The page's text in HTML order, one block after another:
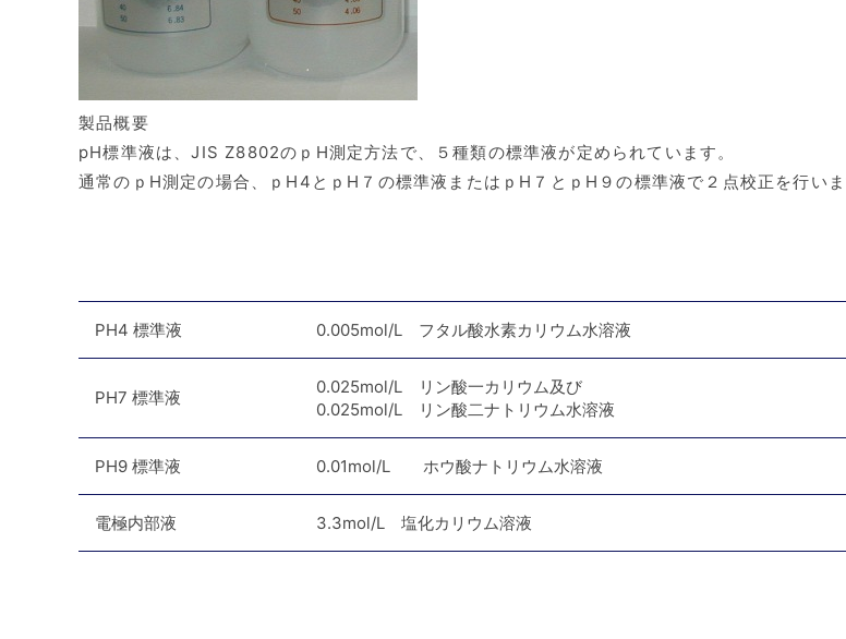
製品概要
pH標準液は、JIS Z8802のｐH測定方法で、５種類の標準液が定められています。
通常のｐH測定の場合、ｐH4とｐH７の標準液またはｐH７とｐH９の標準液で２点校正を行いま
PH4 標準液 0.005mol/L フタル酸水素カリウム水溶液
PH7 標準液
0.025mol/L リン酸一カリウム及び
0.025mol/L リン酸二ナトリウム水溶液
PH9 標準液 0.01mol/L ホウ酸ナトリウム水溶液
電極内部液 3.3mol/L 塩化カリウム溶液